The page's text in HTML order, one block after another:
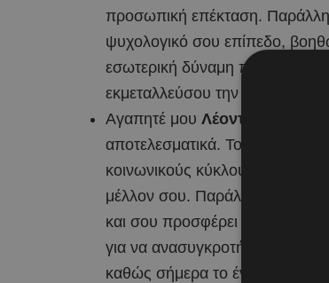
προσωπική επέκταση.
ψυχολογικό σου επίπεδο,
εσωτερική δύναμη που θα σε
εκμεταλλεύσου την εύνοια για
Αγαπητέ μου Λέοντα
, η
αποτελεσματικά. Το τρίγωνο
κοινωνικούς κύκλους και να
μέλλον σου. Παράλληλα, η
και σου προσφέρει μια
για να ανασυγκροτήσεις τις
καθώς σήμερα το ένστικτό σου